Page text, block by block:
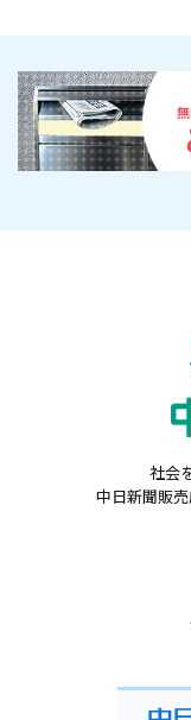
社会
中日新聞販